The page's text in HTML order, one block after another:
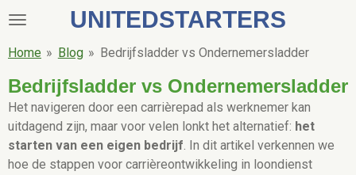
Ga
naar
hoofdinhoud
UNITEDSTARTERS
Home » Blog » Bedrijfsladder vs Ondernemersladder
Bedrijfsladder vs Ondernemersladder
Het navigeren door een carrièrepad als werknemer kan
uitdagend zijn, maar voor velen lonkt het alternatief: het
starten van een eigen bedrijf. In dit artikel verkennen we
hoe de stappen voor carrièreontwikkeling in loondienst